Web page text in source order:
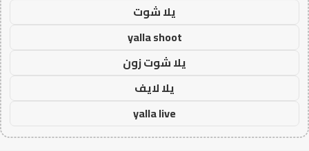
يلا شوت
yalla shoot
يلا شوت زون
يلا لايف
yalla live